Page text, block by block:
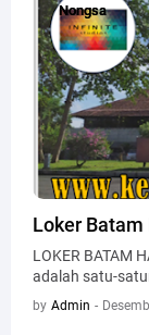
Nongsa
Nongsa
Loker
LOKER BATAM
adalah satu-
by Admin -